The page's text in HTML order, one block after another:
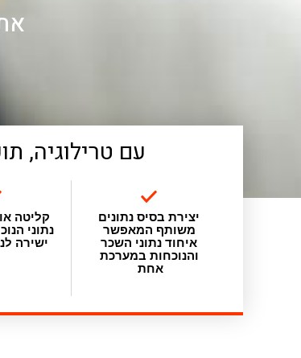
עם טרילוגיה,
יצירת בסיס נתונים
משותף המאפשר
איחוד נתוני השכר
והנוכחות במערכת
אחת
קליטה
נתוני
ישירה